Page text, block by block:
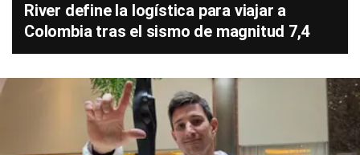
River define la logística para viajar a
Colombia tras el sismo de magnitud 7,4